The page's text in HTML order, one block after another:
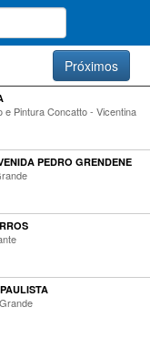
Próximos
e Pintura Concatto - Vicentina
PEDRO GRENDENE